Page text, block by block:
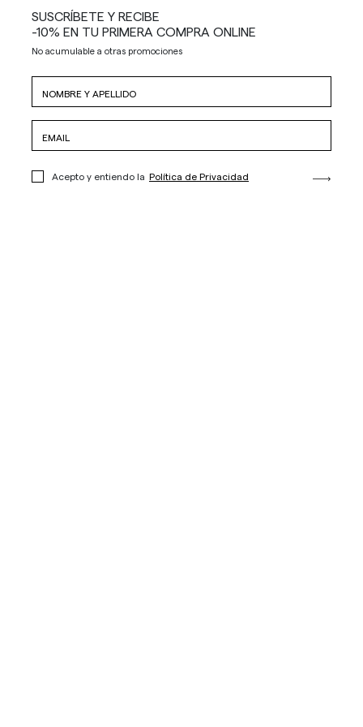
SUSCRÍBETE Y RECIBE
-10% EN TU PRIMERA COMPRA ONLINE
No acumulable a otras promociones
Acepto y entiendo la Política de Privacidad